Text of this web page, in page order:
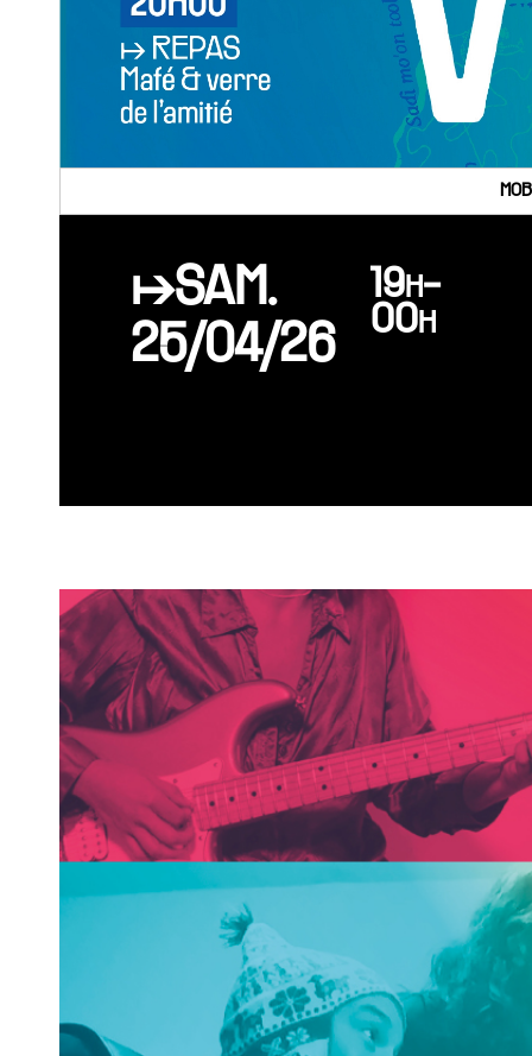
↦SAM.
25/04/26
19h-
00h